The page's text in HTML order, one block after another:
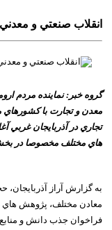
انقلاب صنعتي و
گروه خبر: نماينده مردم
معدن و تجارت با کشورهاي
تجاري در آذربايجان غربي
هاي مختلف مخصوصا در
به گزارش آراز آذربايجان،
معادن مختلف، پژوهش هاي
فراخوان جذب دانش و